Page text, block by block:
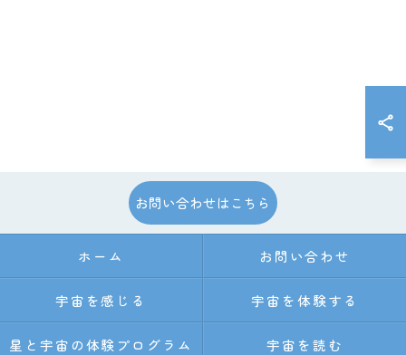
お問い合わせはこちら
ホーム お問い合わせ
宇宙を感じる 宇宙を体験する
星と宇宙の体験プログラム 宇宙を読む